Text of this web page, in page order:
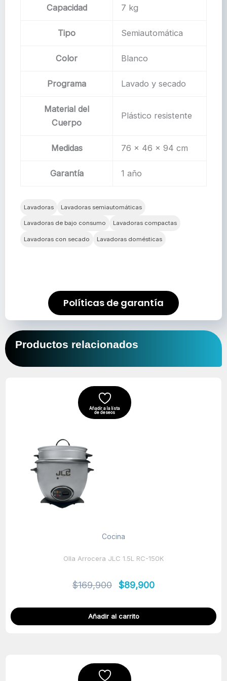
Capacidad 7 kg
Tipo Semiautomática
Color Blanco
Programa Lavado y secado
Material del
Cuerpo
Plástico resistente
Medidas 76 x 46 x 94 cm
Garantía 1 año
Lavadoras Lavadoras semiautomáticas
Lavadoras de bajo consumo Lavadoras compactas
Lavadoras con secado Lavadoras domésticas
Políticas de garantía
Productos relacionados
Añadir a la lista
de deseos
Cocina
Olla Arrocera JLC 1.5L RC-150K
$169,900
precio
original
era:
$89,900
Añadir al carrito
precio